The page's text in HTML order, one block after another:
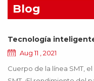
Blog
Tecnología
Aug 11 , 2021
Cuerpo de la línea SMT,